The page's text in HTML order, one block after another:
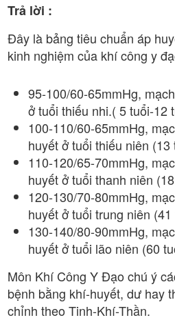
Trả lời :
Đây là bảng tiêu chuẩn áp
kinh nghiệm của khí công y
95-100/60-65mmHg,
ở tuổi thiếu nhi.( 5 tuổi-12
100-110/60-65mmHg,
huyết ở tuổi thiếu niên (13
110-120/65-70mmHg,
huyết ở tuổi thanh niên
120-130/70-80mmHg,
huyết ở tuổi trung niên
130-140/80-90mmHg,
huyết ở tuổi lão niên (60
Môn Khí Công Y Đạo chú ý
bệnh bằng khí-huyết, dư hay
chỉnh theo Tinh-Khí-Thần.